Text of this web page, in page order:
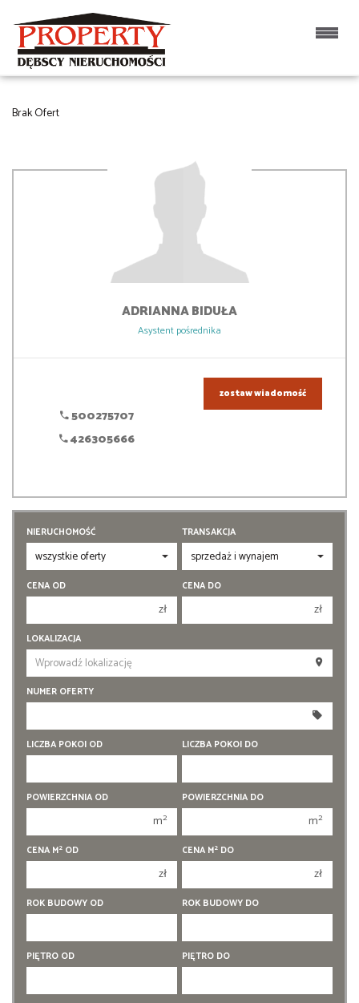
LISTA OFERT
Brak Ofert
ADRIANNABIDUŁA
Asystent pośrednika
500275707
426305666
zostaw wiadomość
NIERUCHOMOŚĆ TRANSAKCJA
CENA OD
zł
150 000 zł
200 000 zł
300 000 zł
350 000 zł
400 000 zł
CENA DO
zł
300 000 zł
350 000 zł
400 000 zł
LOKALIZACJA
NUMER OFERTY
LICZBA POKOI OD
1 pokój
4 pokoje
5 pokoi
6 pokoi
LICZBA POKOI DO
1 pokój
4 pokoje
5 pokoi
6 pokoi
POWIERZCHNIA OD
m2
POWIERZCHNIA DO
m2
CENA M2 OD
zł
CENA M2 DO
zł
ROK BUDOWY OD ROK BUDOWY DO
PIĘTRO OD PIĘTRO DO